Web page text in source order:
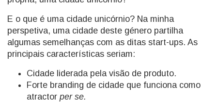
E o que é uma cidade unicórnio? Na minha
perspetiva, uma cidade deste género partilha
algumas semelhanças com as ditas start-ups. As
principais características seriam:
Cidade liderada pela visão de produto.
Forte branding de cidade que funciona como
atractor per se.